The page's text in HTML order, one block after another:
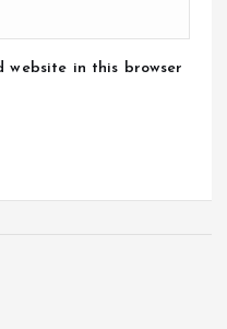
website in this browser